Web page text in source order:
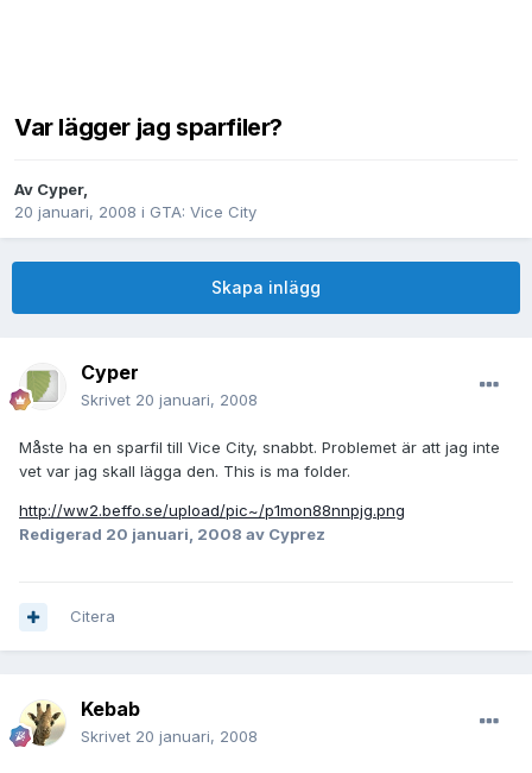
Var lägger jag sparfiler?
Av Cyper,
20 januari, 2008 i GTA: Vice City
Skapa inlägg
Cyper
Skrivet 20 januari, 2008
Måste ha en sparfil till Vice City, snabbt. Problemet är att jag inte
vet var jag skall lägga den. This is ma folder.
http://ww2.beffo.se/upload/pic~/p1mon88nnpjg.png
Redigerad 20 januari, 2008 av Cyprez
Citera
Kebab
Skrivet 20 januari, 2008